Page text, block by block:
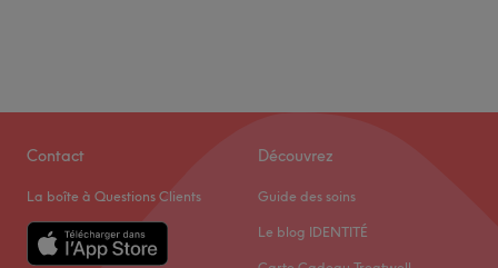
Contact
La boîte à Questions Clients
Découvrez
Guide des soins
Le blog IDENTITÉ